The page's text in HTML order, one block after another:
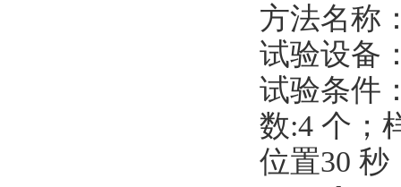
方法名称
试验设备
试验条件
数:4 个；
位置30 秒